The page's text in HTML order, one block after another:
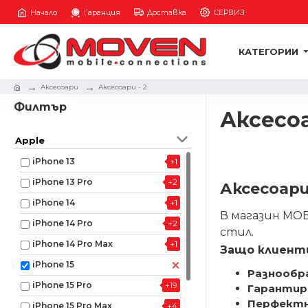
Начало Гаранция Доставка СЕРВИЗ
КАТЕГОРИИ
Аксесоари Аксесоари - 2
Филтър
Apple
iPhone 13
+1
iPhone 13 Pro
+2
iPhone 14
+1
iPhone 14 Pro
+2
iPhone 14 Pro Max
+1
iPhone 15
iPhone 15 Pro
+19
iPhone 15 Pro Max
+4
В магазин
стил.
Защо